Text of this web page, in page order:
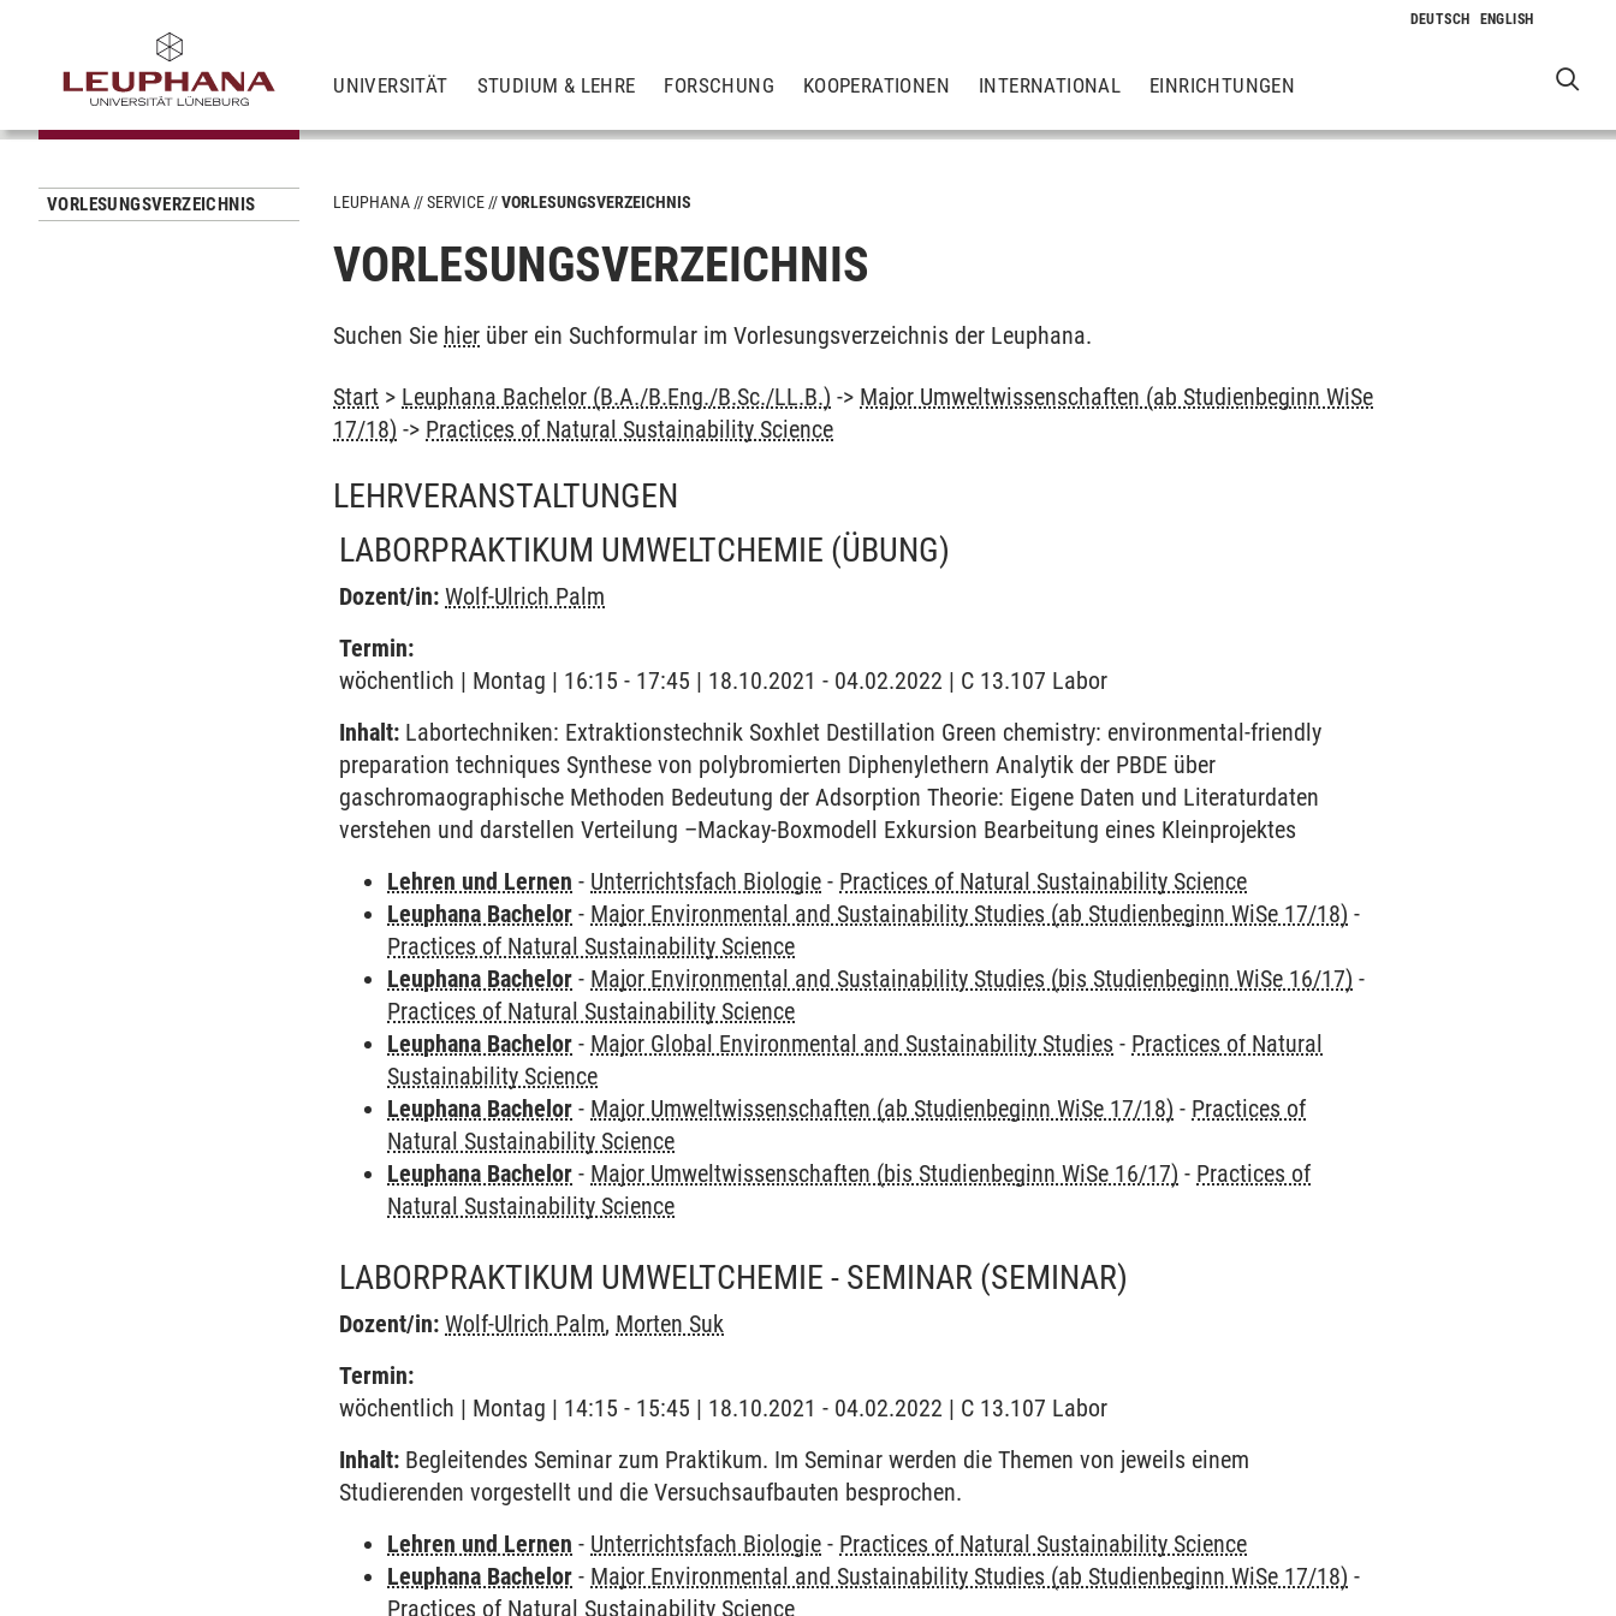
UNIVERSITÄT STUDIUM & LEHRE FORSCHUNG KOOPERATIONEN INTERNATIONAL EINRICHTUNGEN
VORLESUNGSVERZEICHNIS LEUPHANA SERVICE VORLESUNGSVERZEICHNIS
VORLESUNGSVERZEICHNIS
Suchen Sie hier über ein Suchformular im Vorlesungsverzeichnis der Leuphana.
Start > Leuphana Bachelor (B.A./B.Eng./B.Sc./LL.B.) -> Major Umweltwissenschaften (ab Studienbeginn WiSe
17/18) -> Practices of Natural Sustainability Science
LEHRVERANSTALTUNGEN
LABORPRAKTIKUM UMWELTCHEMIE (ÜBUNG)
Dozent/in: Wolf-Ulrich Palm
Termin:
wöchentlich | Montag | 16:15 - 17:45 | 18.10.2021 - 04.02.2022 | C 13.107 Labor
Inhalt: Labortechniken: Extraktionstechnik Soxhlet Destillation Green chemistry: environmental-friendly
preparation techniques Synthese von polybromierten Diphenylethern Analytik der PBDE über
gaschromaographische Methoden Bedeutung der Adsorption Theorie: Eigene Daten und Literaturdaten
verstehen und darstellen Verteilung –Mackay-Boxmodell Exkursion Bearbeitung eines Kleinprojektes
Lehren und Lernen - Unterrichtsfach Biologie - Practices of Natural Sustainability Science
Leuphana Bachelor - Major Environmental and Sustainability Studies (ab Studienbeginn WiSe 17/18) -
Practices of Natural Sustainability Science
Leuphana Bachelor - Major Environmental and Sustainability Studies (bis Studienbeginn WiSe 16/17) -
Practices of Natural Sustainability Science
Leuphana Bachelor - Major Global Environmental and Sustainability Studies - Practices of Natural
Sustainability Science
Leuphana Bachelor - Major Umweltwissenschaften (ab Studienbeginn WiSe 17/18) - Practices of
Natural Sustainability Science
Leuphana Bachelor - Major Umweltwissenschaften (bis Studienbeginn WiSe 16/17) - Practices of
Natural Sustainability Science
LABORPRAKTIKUM UMWELTCHEMIE - SEMINAR (SEMINAR)
Dozent/in: Wolf-Ulrich Palm, Morten Suk
Termin:
wöchentlich | Montag | 14:15 - 15:45 | 18.10.2021 - 04.02.2022 | C 13.107 Labor
Inhalt: Begleitendes Seminar zum Praktikum. Im Seminar werden die Themen von jeweils einem
Studierenden vorgestellt und die Versuchsaufbauten besprochen.
Lehren und Lernen - Unterrichtsfach Biologie - Practices of Natural Sustainability Science
Leuphana Bachelor - Major Environmental and Sustainability Studies (ab Studienbeginn WiSe 17/18) -
Practices of Natural Sustainability Science